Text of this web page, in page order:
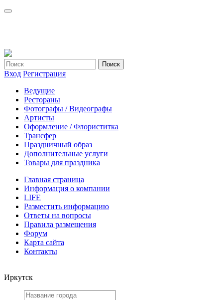
Вход Регистрация
Ведущие
Рестораны
Фотографы / Видеографы
Артисты
Оформление / Флориститка
Трансфер
Праздничный образ
Дополнительные услуги
Товары для праздника
Главная страница
Информация о компании
LIFE
Разместить информацию
Ответы на вопросы
Правила размещения
Форум
Карта сайта
Контакты
Иркутск